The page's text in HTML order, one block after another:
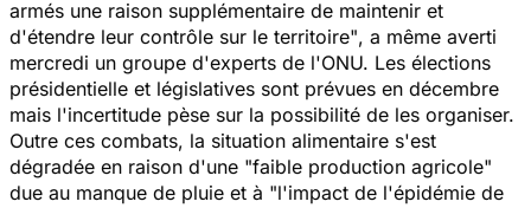
armés une raison supplémentaire de maintenir et
d'étendre leur contrôle sur le territoire", a même averti
mercredi un groupe d'experts de l'ONU. Les élections
présidentielle et législatives sont prévues en décembre
mais l'incertitude pèse sur la possibilité de les organiser.
Outre ces combats, la situation alimentaire s'est
dégradée en raison d'une "faible production agricole"
due au manque de pluie et à "l'impact de l'épidémie de